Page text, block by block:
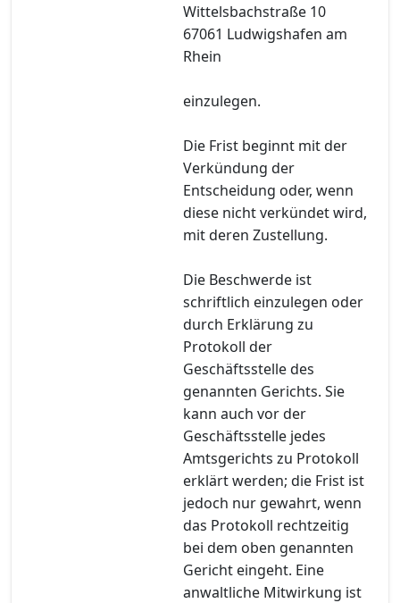
Wittelsbachstraße 10
67061 Ludwigshafen am
Rhein
einzulegen.
Die Frist beginnt mit der
Verkündung der
Entscheidung oder, wenn
diese nicht verkündet wird,
mit deren Zustellung.
Die Beschwerde ist
schriftlich einzulegen oder
durch Erklärung zu
Protokoll der
Geschäftsstelle des
genannten Gerichts. Sie
kann auch vor der
Geschäftsstelle jedes
Amtsgerichts zu Protokoll
erklärt werden; die Frist ist
jedoch nur gewahrt, wenn
das Protokoll rechtzeitig
bei dem oben genannten
Gericht eingeht. Eine
anwaltliche Mitwirkung ist